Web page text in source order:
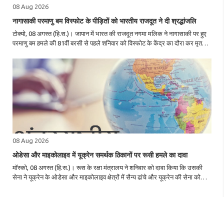
08 Aug 2026
नागासाकी परमाणु बम विस्फोट के पीड़ितों को भारतीय राजदूत ने दी श्रद्धांजलि
टोक्यो, 08 अगस्त (हि.स.)। जापान में भारत की राजदूत नगमा मलिक ने नागासाकी पर हुए
परमाणु बम हमले की 81वीं बरसी से पहले शनिवार को विस्फोट के केंद्र का दौरा कर मृतकों
08 Aug 2026
ओडेसा और माइकोलाइव में यूक्रेन समर्थक ठिकानों पर रूसी हमले का दावा
मॉस्को, 08 अगस्त (हि.स.)। रूस के रक्षा मंत्रालय ने शनिवार को दावा किया कि उसकी
सेना ने यूक्रेन के ओडेसा और माइकोलाइव क्षेत्रों में सैन्य ढांचे और यूक्रेन की सेना को